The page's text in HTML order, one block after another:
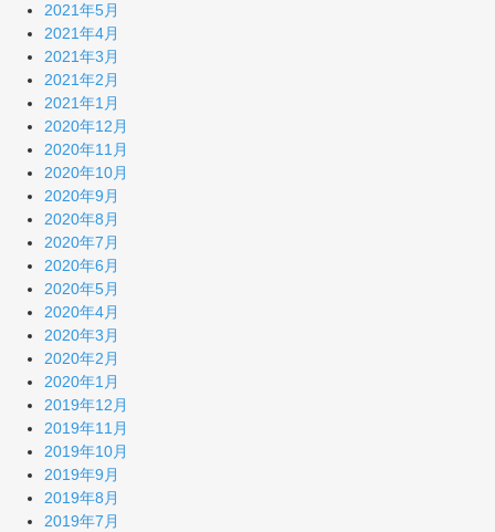
2021年5月
2021年4月
2021年3月
2021年2月
2021年1月
2020年12月
2020年11月
2020年10月
2020年9月
2020年8月
2020年7月
2020年6月
2020年5月
2020年4月
2020年3月
2020年2月
2020年1月
2019年12月
2019年11月
2019年10月
2019年9月
2019年8月
2019年7月